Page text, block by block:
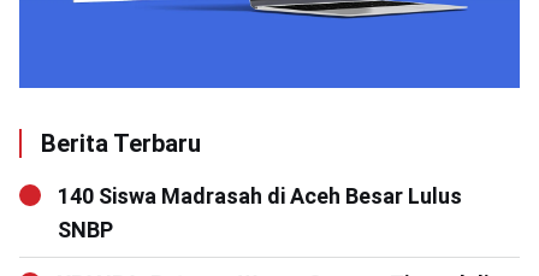
Berita Terbaru
140 Siswa Madrasah di Aceh Besar Lulus
SNBP